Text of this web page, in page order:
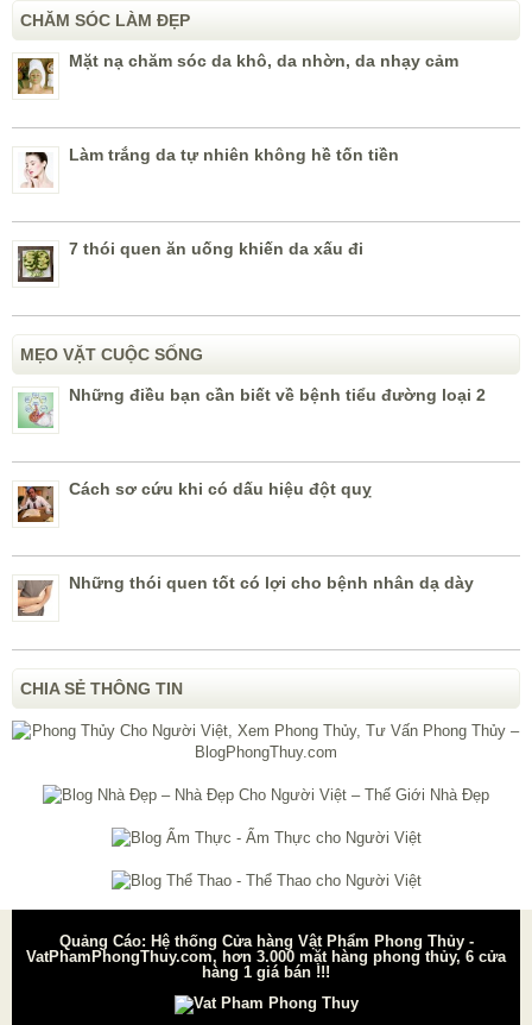
CHĂM SÓC LÀM ĐẸP
Mặt nạ chăm sóc da khô, da nhờn, da nhạy cảm
Làm trắng da tự nhiên không hề tốn tiền
7 thói quen ăn uống khiến da xấu đi
MẸO VẶT CUỘC SỐNG
Những điều bạn cần biết về bệnh tiểu đường loại 2
Cách sơ cứu khi có dấu hiệu đột quỵ
Những thói quen tốt có lợi cho bệnh nhân dạ dày
CHIA SẺ THÔNG TIN
Quảng Cáo: Hệ thống Cửa hàng Vật Phẩm Phong Thủy -
VatPhamPhongThuy.com, hơn 3.000 mặt hàng phong thủy, 6 cửa
hàng 1 giá bán !!!